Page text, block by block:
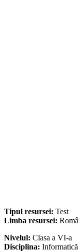
Tipul resursei: Test
Limba resursei:
Nivelul: Clasa a VI-a
Disciplina: